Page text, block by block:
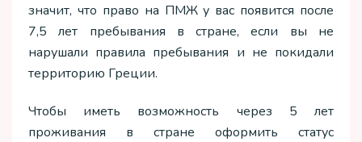
значит, что право на ПМЖ у вас появится после
7,5 лет пребывания в стране, если вы не
нарушали правила пребывания и не покидали
территорию Греции.
Чтобы иметь возможность через 5 лет
проживания в стране оформить статус